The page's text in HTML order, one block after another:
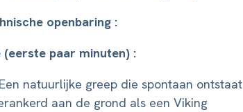
openbaring :
paar minuten) :
Een natuurlijke greep die spontaan ontstaat
aan de grond als een Viking